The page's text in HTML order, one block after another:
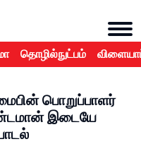
தொழில்நுட்பம்
பொறுப்பாளர்
இடையே